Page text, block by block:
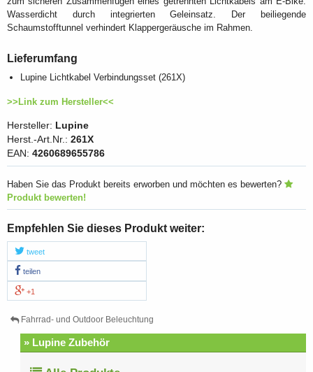
Wasserdicht durch integrierten Geleinsatz. Der beiliegende
Schaumstofftunnel verhindert Klappergeräusche im Rahmen.
Lieferumfang
Lupine Lichtkabel Verbindungsset (261X)
>>Link zum Hersteller<<
Hersteller: Lupine
Herst.-Art.Nr.: 261X
EAN: 4260689655786
Haben Sie das Produkt bereits erworben und möchten es bewerten?
Produkt bewerten!
Empfehlen Sie dieses Produkt weiter:
tweet
teilen
+1
Fahrrad- und Outdoor Beleuchtung
» Lupine Zubehör